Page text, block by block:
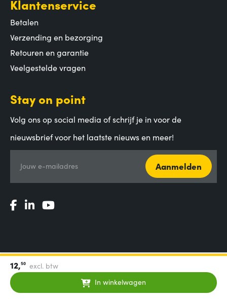
12,50 excl. btw
In winkelwagen
Klantenservice
Betalen
Verzending en bezorging
Retouren en garantie
Veelgestelde vragen
Stay on point
Volg ons op social media of schrijf je in voor de
nieuwsbrief voor het laatste nieuws en meer!
Jouw e-mailadres Aanmelden
Algemene voorwaarden
Vulnerability Disclosure
© 2000-2026 - Aces Direct B.V.